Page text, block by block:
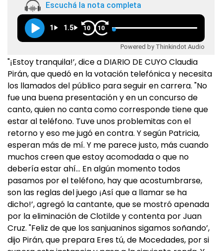
Escuchá la nota completa
1 1.5 10 10
Powered by Thinkindot Audio
"¡Estoy tranquila!’, dice a DIARIO DE CUYO Claudia
Pirán, que quedó en la votación telefónica y necesita
los llamados del público para seguir en carrera. "No
fue una buena presentación y en un concurso de
canto, quien no canta como corresponde tiene que
estar al teléfono. Tuve unos problemitas con el
retorno y eso me jugó en contra. Y según Patricia,
esperan más de mí. Y me parece justo, más cuando
muchos creen que estoy acomodada o que no
debería estar ahí… En algún momento todos
pasamos por el teléfono, hay que acostumbrarse,
son las reglas del juego ¡Así que a llamar se ha
dicho!’, agregó la cantante, que se mostró apenada
por la eliminación de Clotilde y contenta por Juan
Cruz. "Feliz de que los sanjuaninos sigamos soñando’,
dijo Pirán, que prepara Eres tú, de Mocedades, por si